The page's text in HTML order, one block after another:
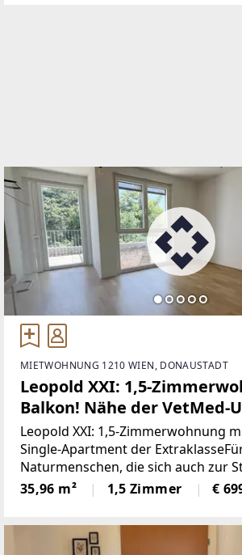
MIETWOHNUNG 1210 WIEN, DONAUSTADT
Leopold XXI: 1,5-
Balkon! Nähe der VetMed-
Apartment der Extraklasse
Leopold XXI: 1,5-Zimmerwohnung
Single-Apartment der
Naturmenschen, die sich auch zur
fühlen, bietet Ihnen das Grätzl am
Platz mit seiner ausgezeichneten
35,96 m² 1,5 Zimmer €